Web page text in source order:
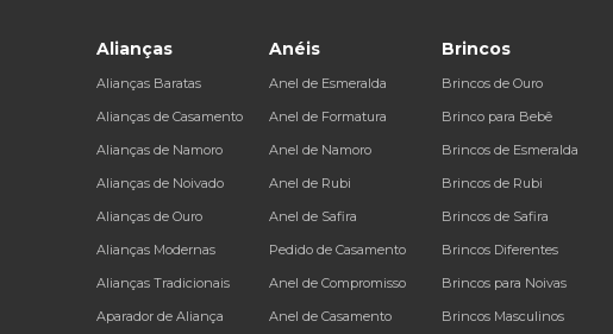
Alianças
Alianças Baratas
Alianças de Casamento
Alianças de Namoro
Alianças de Noivado
Alianças de Ouro
Alianças Modernas
Alianças Tradicionais
Aparador de Aliança
Anéis
Anel de Esmeralda
Anel de Formatura
Anel de Namoro
Anel de Rubi
Anel de Safira
Pedido de Casamento
Anel de Compromisso
Anel de Casamento
Brincos
Brincos de Ouro
Brinco para Bebê
Brincos de Esmeralda
Brincos de Rubi
Brincos de Safira
Brincos Diferentes
Brincos para Noivas
Brincos Masculinos